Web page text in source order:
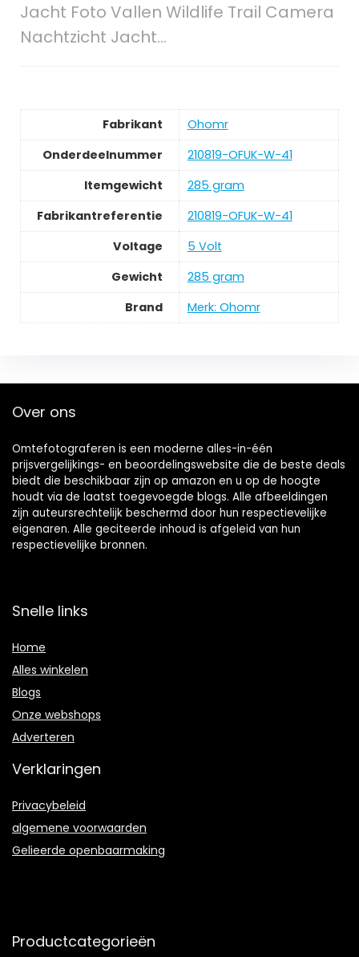
Jacht Foto Vallen Wildlife Trail Camera
Nachtzicht Jacht…
Fabrikant
‎Ohomr
Onderdeelnummer
‎210819-OFUK-W-41
Itemgewicht
‎285 gram
Fabrikantreferentie
‎210819-OFUK-W-41
Voltage
‎5 Volt
Gewicht
‎285 gram
Brand
Merk: Ohomr
Over ons
Omtefotograferen is een moderne alles-in-één
prijsvergelijkings- en beoordelingswebsite die de beste deals
biedt die beschikbaar zijn op amazon en u op de hoogte
houdt via de laatst toegevoegde blogs. Alle afbeeldingen
zijn auteursrechtelijk beschermd door hun respectievelijke
eigenaren. Alle geciteerde inhoud is afgeleid van hun
respectievelijke bronnen.
Snelle links
Home
Alles winkelen
Blogs
Onze webshops
Adverteren
Verklaringen
Privacybeleid
algemene voorwaarden
Gelieerde openbaarmaking
Productcategorieën